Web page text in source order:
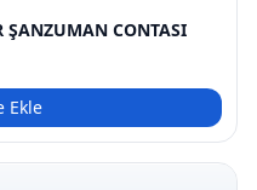
ŞANZUMAN CONTASI
Ekle